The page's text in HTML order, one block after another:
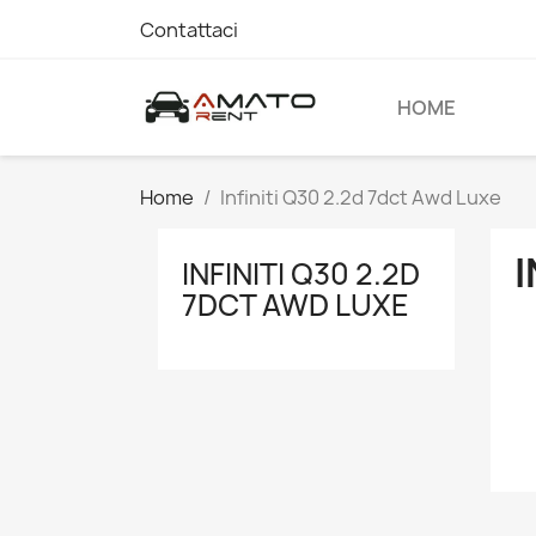
Contattaci
HOME
Home Infiniti Q30 2.2d 7dct Awd Luxe
INFINITI Q30 2.2D
7DCT AWD LUXE